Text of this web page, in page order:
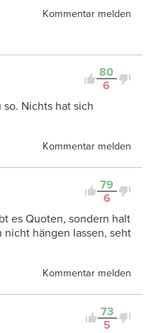
Kommentar melden
80
6
Nichts hat sich
Kommentar melden
79
6
es Quoten, sondern halt
nicht hängen lassen, seht
Kommentar melden
73
5